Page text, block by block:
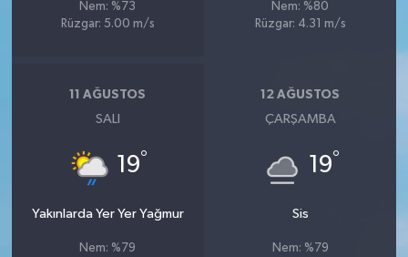
Nem: %73
Rüzgar: 5.00 m/s
Nem: %80
Rüzgar: 4.31 m/s
11 AĞUSTOS
SALI
19°
Yakınlarda Yer Yer Yağmur
Nem: %79
12 AĞUSTOS
ÇARŞAMBA
19°
Sis
Nem: %79